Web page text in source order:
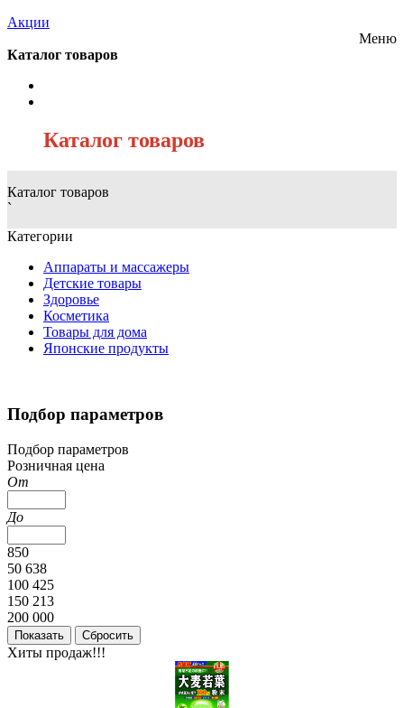
Акции
Меню
Каталог товаров
Каталог товаров
Каталог товаров
`
Категории
Аппараты и массажеры
Детские товары
Здоровье
Косметика
Товары для дома
Японские продукты
Подбор параметров
Подбор параметров
Розничная цена
От
До
850
50 638
100 425
150 213
200 000
Хиты продаж!!!